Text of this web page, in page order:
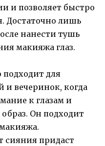
и позволяет быстро
Достаточно лишь
нанести тушь
макияжа глаз.
подходит для
вечеринок, когда
к глазам и
Он подходит
сияния придаст